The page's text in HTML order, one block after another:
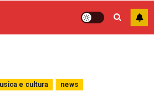
e cultura news